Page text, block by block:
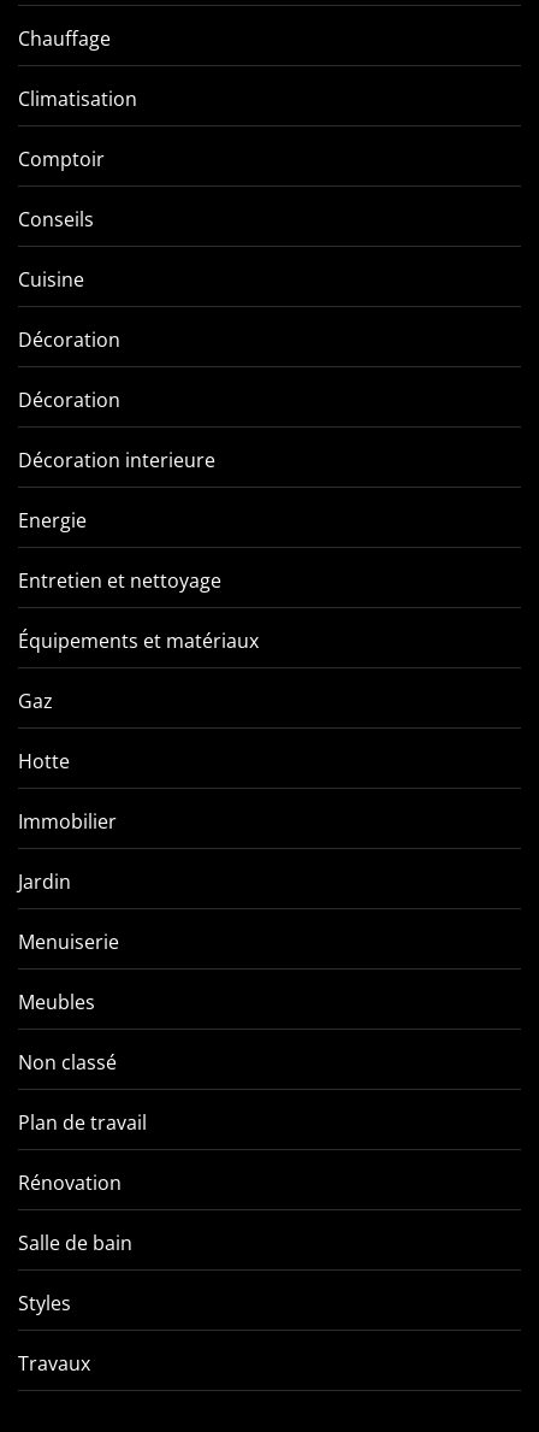
Chauffage
Climatisation
Comptoir
Conseils
Cuisine
Décoration
Décoration
Décoration interieure
Energie
Entretien et nettoyage
Équipements et matériaux
Gaz
Hotte
Immobilier
Jardin
Menuiserie
Meubles
Non classé
Plan de travail
Rénovation
Salle de bain
Styles
Travaux